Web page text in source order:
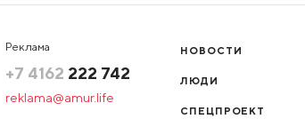
Реклама
+7 4162 222 742
reklama@amur.life
НОВОСТИ
ЛЮДИ
СПЕЦПРОЕКТ